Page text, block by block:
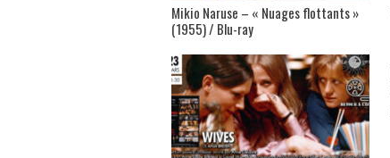
Mikio Naruse – « Nuages flottants »
(1955) / Blu-ray